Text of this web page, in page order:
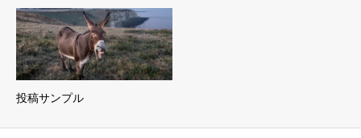
投稿サンプル